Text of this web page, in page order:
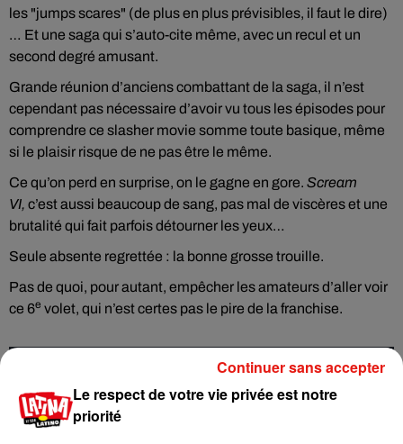
les "jumps scares" (de plus en plus prévisibles, il faut le dire)
… Et une saga qui s’auto-cite même, avec un recul et un
second degré amusant.
Grande réunion d’anciens combattant de la saga, il n’est
cependant pas nécessaire d’avoir vu tous les épisodes pour
comprendre ce slasher movie somme toute basique, même
si le plaisir risque de ne pas être le même.
Ce qu’on perd en surprise, on le gagne en gore. Scream
VI, c’est aussi beaucoup de sang, pas mal de viscères et une
brutalité qui fait parfois détourner les yeux…
Seule absente regrettée : la bonne grosse trouille.
Pas de quoi, pour autant, empêcher les amateurs d’aller voir
ce 6e volet, qui n’est certes pas le pire de la franchise.
Cet élément est masqué compte-tenu du refus du
dépôt de cookies que vous avez exprimé. Si vous
souhaitez l'afficher, merci de nous donner votre accord
Le respect de votre vie privée est notre
priorité
Continuer sans accepter